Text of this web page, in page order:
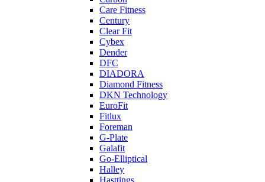
Care Fitness
Century
Clear Fit
Cybex
Dender
DFC
DIADORA
Diamond Fitness
DKN Technology
EuroFit
Fitlux
Foreman
G-Plate
Galafit
Go-Elliptical
Halley
Hasttings